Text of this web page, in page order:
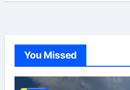
You Missed